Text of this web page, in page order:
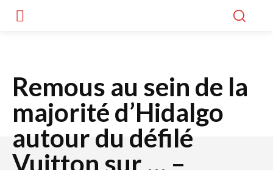
Remous au sein de la
majorité d’Hidalgo
autour du défilé
Vuitton sur … –